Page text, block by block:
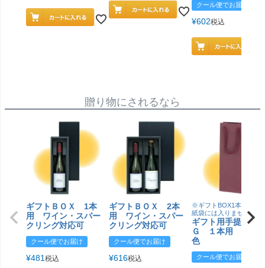
クール便でお届け
¥602税込
贈り物にされるなら
ギフトＢＯＸ 1本
用 ワイン・スパー
クリング対応可
クール便でお届け
¥481税込
ギフトＢＯＸ 2本
用 ワイン・スパー
クリング対応可
クール便でお届け
¥616税込
※ギフトBOX1本用はこ
紙袋には入りません
ギフト用手提げＢ
Ｇ １本用 エン
色
クール便でお届け